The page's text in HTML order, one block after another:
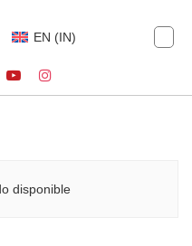
EN (IN)
disponible